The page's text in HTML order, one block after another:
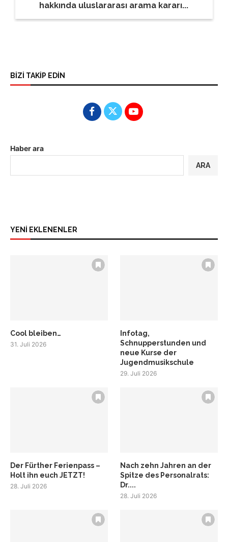
hakkında uluslararası arama kararı...
BİZİ TAKİP EDİN
Haber ara
ARA
YENİ EKLENENLER
Cool bleiben…
31. Juli 2026
Infotag,
Schnupperstunden und
neue Kurse der
Jugendmusikschule
29. Juli 2026
Der Fürther Ferienpass –
Holt ihn euch JETZT!
28. Juli 2026
Nach zehn Jahren an der
Spitze des Personalrats:
Dr....
28. Juli 2026